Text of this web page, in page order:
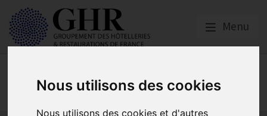
Nous utilisons des cookies
Nous utilisons des cookies et d'autres
Menu
Europe & Numérique